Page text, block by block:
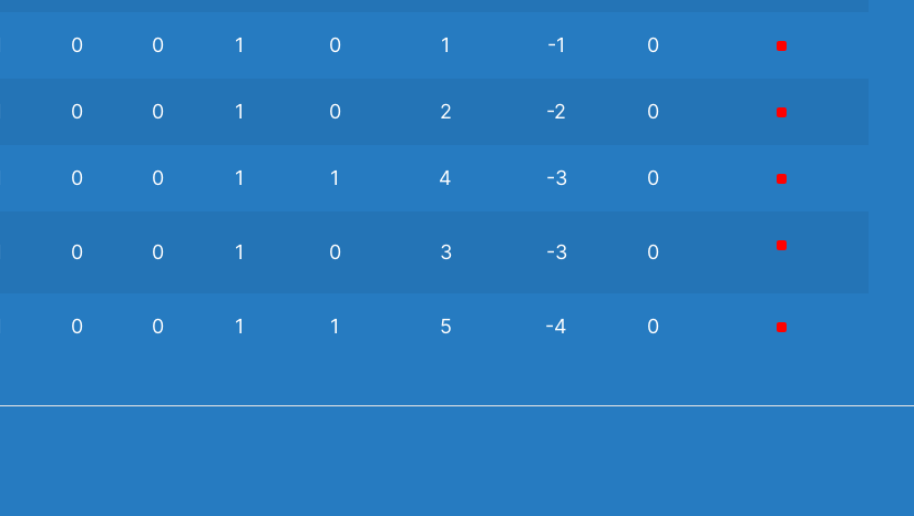
0 0 1 0 1 -1 0
0 0 1 0 2 -2 0
0 0 1 1 4 -3 0
0 0 1 0 3 -3 0
0 0 1 1 5 -4 0